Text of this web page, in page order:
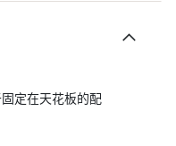
定在天花板的配